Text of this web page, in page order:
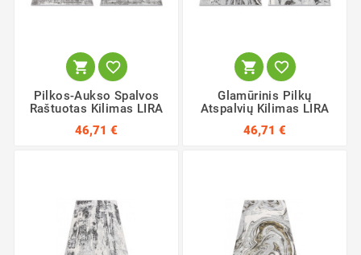
 
Pilkos-Aukso Spalvos
Raštuotas Kilimas LIRA
46,71 €
 
Glamūrinis Pilkų
Atspalvių Kilimas LIRA
46,71 €